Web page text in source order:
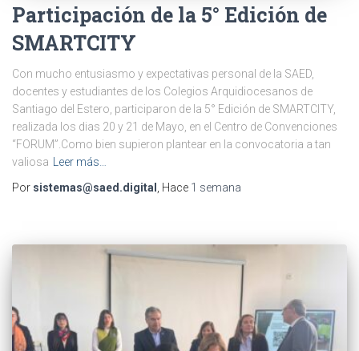
Participación de la 5° Edición de
SMARTCITY
Con mucho entusiasmo y expectativas personal de la SAED,
docentes y estudiantes de los Colegios Arquidiocesanos de
Santiago del Estero, participaron de la 5° Edición de SMARTCITY,
realizada los dias 20 y 21 de Mayo, en el Centro de Convenciones
“FORUM”.Como bien supieron plantear en la convocatoria a tan
valiosa Leer más…
Por sistemas@saed.digital , Hace 1 semana